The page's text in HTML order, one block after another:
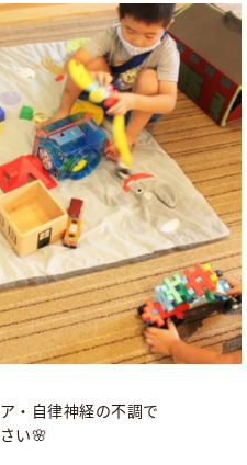
・自律神経の不調で
い🌸